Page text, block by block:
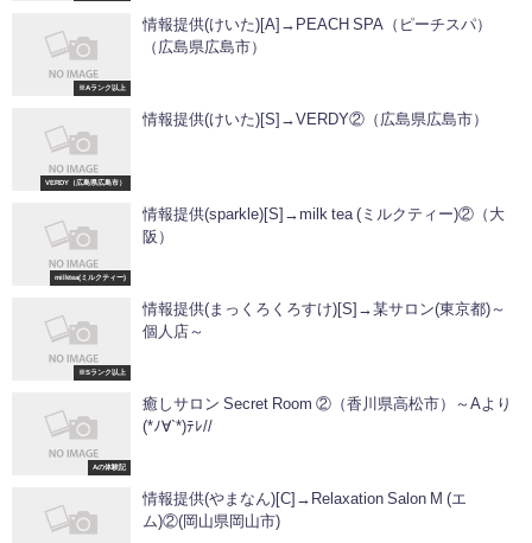
※Aランク以上
情報提供(けいた)[A]→PEACH SPA（ピーチスパ）
（広島県広島市）
VERDY（広島県広島市）
情報提供(けいた)[S]→VERDY②（広島県広島市）
milktea(ミルクティー)
情報提供(sparkle)[S]→milk tea (ミルクティー)②（大
阪）
※Sランク以上
情報提供(まっくろくろすけ)[S]→某サロン(東京都)～
個人店～
Aの体験記
癒しサロン Secret Room ②（香川県高松市）～Aより
(*ﾉ∀`*)ﾃﾚ//
情報提供(やまなん)[C]→Relaxation Salon M (エ
ム)②(岡山県岡山市)